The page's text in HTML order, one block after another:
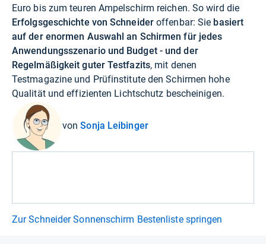
Euro bis zum teuren Ampelschirm reichen. So wird die
Erfolgsgeschichte von Schneideroffenbar: Sie basiert
auf der enormen Auswahl an Schirmen für jedes
Anwendungsszenario und Budget - und der
Regelmäßigkeit guter Testfazits, mit denen
Testmagazine und Prüfinstitute den Schirmen hohe
Qualität und effizienten Lichtschutz bescheinigen.
vonSonja Leibinger
Zur Schneider Sonnenschirm Bestenliste springen